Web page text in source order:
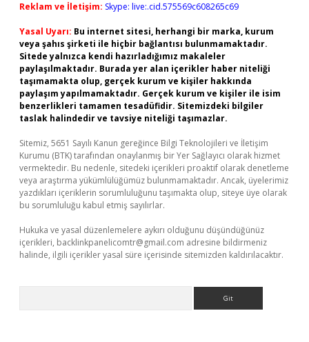
Reklam ve İletişim: Skype: live:.cid.575569c608265c69
Yasal Uyarı: Bu internet sitesi, herhangi bir marka, kurum
veya şahıs şirketi ile hiçbir bağlantısı bulunmamaktadır.
Sitede yalnızca kendi hazırladığımız makaleler
paylaşılmaktadır. Burada yer alan içerikler haber niteliği
taşımamakta olup, gerçek kurum ve kişiler hakkında
paylaşım yapılmamaktadır. Gerçek kurum ve kişiler ile isim
benzerlikleri tamamen tesadüfidir. Sitemizdeki bilgiler
taslak halindedir ve tavsiye niteliği taşımazlar.
Sitemiz, 5651 Sayılı Kanun gereğince Bilgi Teknolojileri ve İletişim
Kurumu (BTK) tarafından onaylanmış bir Yer Sağlayıcı olarak hizmet
vermektedir. Bu nedenle, sitedeki içerikleri proaktif olarak denetleme
veya araştırma yükümlülüğümüz bulunmamaktadır. Ancak, üyelerimiz
yazdıkları içeriklerin sorumluluğunu taşımakta olup, siteye üye olarak
bu sorumluluğu kabul etmiş sayılırlar.
Hukuka ve yasal düzenlemelere aykırı olduğunu düşündüğünüz
içerikleri, backlinkpanelicomtr@gmail.com adresine bildirmeniz
halinde, ilgili içerikler yasal süre içerisinde sitemizden kaldırılacaktır.